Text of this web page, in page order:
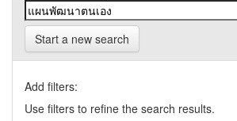
Start a new search
Add filters:
Use filters to refine the search results.